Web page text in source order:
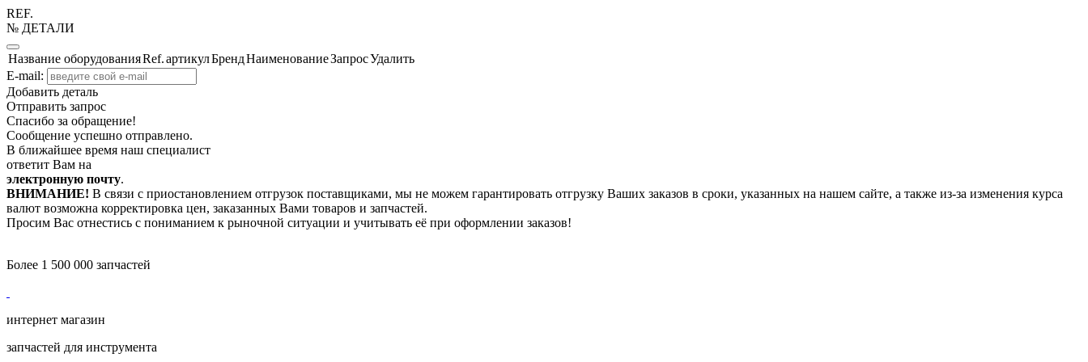
REF.
№ ДЕТАЛИ
Название оборудованияRef.артикулБрендНаименованиеЗапросУдалить
E-mail:
Добавить деталь
Отправить запрос
Спасибо за обращение!
Сообщение успешно отправлено.
В ближайшее время наш специалист
ответит Вам на
электронную почту.
ВНИМАНИЕ! В связи с приостановлением отгрузок поставщиками, мы не можем гарантировать отгрузку Ваших заказов в сроки, указанных на нашем сайте, а также из-за изменения курса
валют возможна корректировка цен, заказанных Вами товаров и запчастей.
Просим Вас отнестись с пониманием к рыночной ситуации и учитывать её при оформлении заказов!
Более 1 500 000 запчастей
интернет магазин
запчастей для инструмента